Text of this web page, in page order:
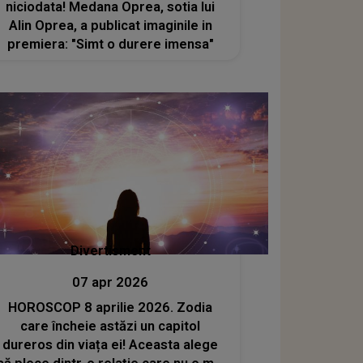
niciodata! Medana Oprea, sotia lui
Alin Oprea, a publicat imaginile in
premiera: "Simt o durere imensa"
Divertisment
07 apr 2026
HOROSCOP 8 aprilie 2026. Zodia
care încheie astăzi un capitol
dureros din viața ei! Aceasta alege